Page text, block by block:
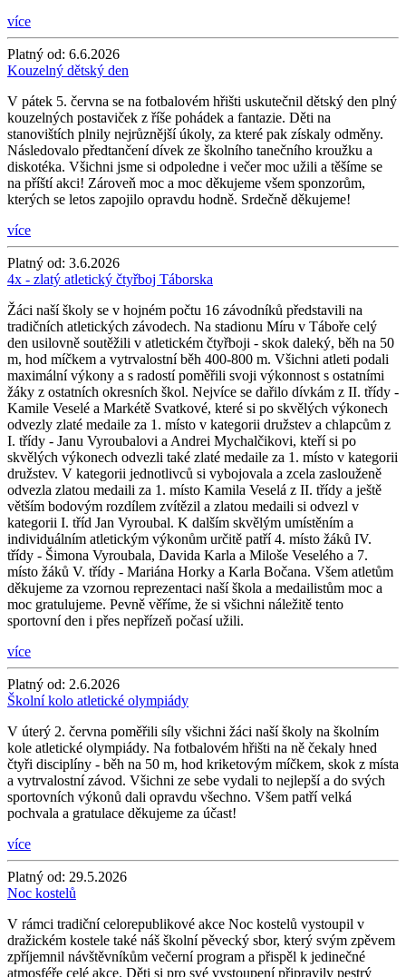
více
Platný od: 6.6.2026
Kouzelný dětský den
V pátek 5. června se na fotbalovém hřišti uskutečnil dětský den plný
kouzelných postaviček z říše pohádek a fantazie. Děti na
stanovištích plnily nejrůznější úkoly, za které pak získaly odměny.
Následovalo předtančení dívek ze školního tanečního kroužku a
diskotéka. Všichni jsme si odpoledne i večer moc užili a těšíme se
na příští akci! Zároveň moc a moc děkujeme všem sponzorům,
kterých se letos zapojilo opravdu hodně. Srdečně děkujeme!
více
Platný od: 3.6.2026
4x - zlatý atletický čtyřboj Táborska
Žáci naší školy se v hojném počtu 16 závodníků představili na
tradičních atletických závodech. Na stadionu Míru v Táboře celý
den usilovně soutěžili v atletickém čtyřboji - skok daleký, běh na 50
m, hod míčkem a vytrvalostní běh 400-800 m. Všichni atleti podali
maximální výkony a s radostí poměřili svoji výkonnost s ostatními
žáky z ostatních okresních škol. Nejvíce se dařilo dívkám z II. třídy -
Kamile Veselé a Markétě Svatkové, které si po skvělých výkonech
odvezly zlaté medaile za 1. místo v kategorii družstev a chlapcům z
I. třídy - Janu Vyroubalovi a Andrei Mychalčikovi, kteří si po
skvělých výkonech odvezli také zlaté medaile za 1. místo v kategorii
družstev. V kategorii jednotlivců si vybojovala a zcela zaslouženě
odvezla zlatou medaili za 1. místo Kamila Veselá z II. třídy a ještě
větším bodovým rozdílem zvítězil a zlatou medaili si odvezl v
kategorii I. tříd Jan Vyroubal. K dalším skvělým umístěním a
individuálním atletickým výkonům určitě patří 4. místo žáků IV.
třídy - Šimona Vyroubala, Davida Karla a Miloše Veselého a 7.
místo žáků V. třídy - Mariána Horky a Karla Bočana. Všem atletům
děkujeme za vzornou reprezentaci naší škola a medailistům moc a
moc gratulujeme. Pevně věříme, že si všichni náležitě tento
sportovní den i přes nepřízeň počasí užili.
více
Platný od: 2.6.2026
Školní kolo atletické olympiády
V úterý 2. června poměřili síly všichni žáci naší školy na školním
kole atletické olympiády. Na fotbalovém hřišti na ně čekaly hned
čtyři disciplíny - běh na 50 m, hod kriketovým míčkem, skok z místa
a vytrvalostní závod. Všichni ze sebe vydali to nejlepší a do svých
sportovních výkonů dali opravdu všechno. Všem patří velká
pochvala a gratulace děkujeme za účast!
více
Platný od: 29.5.2026
Noc kostelů
V rámci tradiční celorepublikové akce Noc kostelů vystoupil v
dražickém kostele také náš školní pěvecký sbor, který svým zpěvem
zpříjemnil návštěvníkům večerní program a přispěl k jedinečné
atmosféře celé akce. Děti si pro své vystoupení připravily pestrý